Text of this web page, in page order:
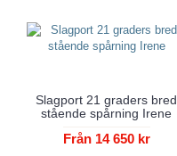
Slagport 21 graders bred
stående spårning Irene
Från 14 650 kr